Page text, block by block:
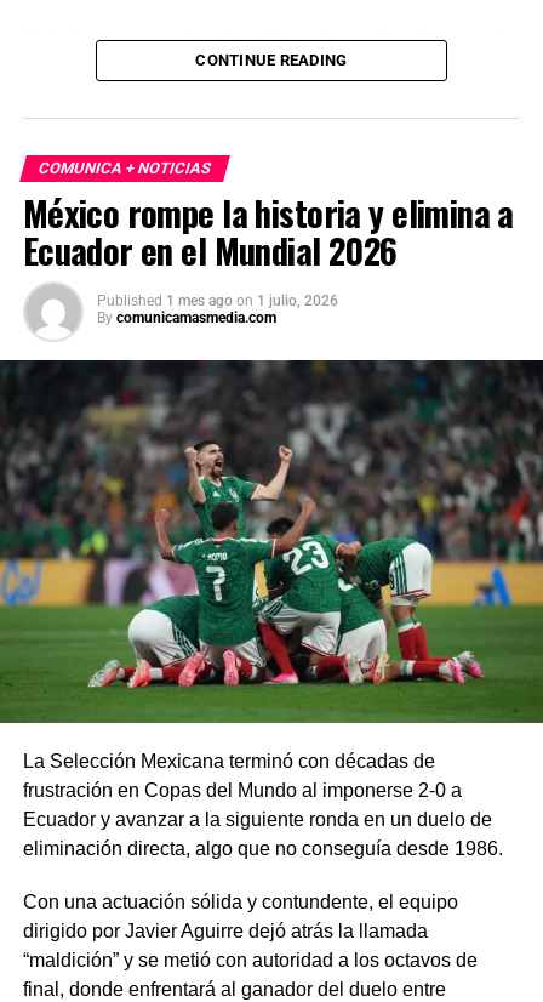
El Gobierno capitalino detalló que la celebración reunió a
cerca de 1.4 millones de personas, convirtiéndose en la
las autoridades hicieron un llamado a la población a vivir
el Mundial 2026 con responsabilidad y priorizar la
seguridad en eventos masivos.
CONTINUE READING
COMUNICA + NOTICIAS
México rompe la historia y elimina a
Ecuador en el Mundial 2026
Published 1 mes ago on 1 julio, 2026
By comunicamasmedia.com
La Selección Mexicana terminó con décadas de
frustración en Copas del Mundo al imponerse 2-0 a
Ecuador y avanzar a la siguiente ronda en un duelo de
eliminación directa, algo que no conseguía desde 1986.
Con una actuación sólida y contundente, el equipo
dirigido por Javier Aguirre dejó atrás la llamada
“maldición” y se metió con autoridad a los octavos de
final, donde enfrentará al ganador del duelo entre